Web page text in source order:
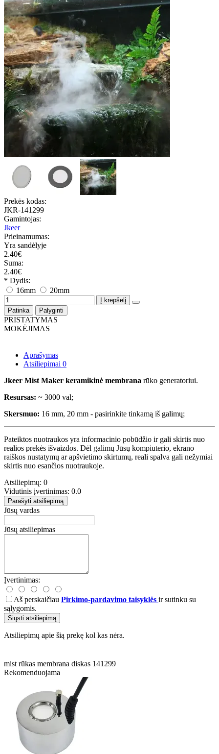
Prekės kodas:
JKR-141299
Gamintojas:
Jkeer
Prieinamumas:
Yra sandėlyje
2.40€
Suma:
2.40€
* Dydis:
16mm
20mm
Į krepšelį
Patinka
Palyginti
PRISTATYMAS
MOKĖJIMAS
Aprašymas
Atsiliepimai 0
Jkeer Mist Maker keramikinė membrana rūko generatoriui.
Resursas: ~ 3000 val;
Skersmuo: 16 mm, 20 mm - pasirinkite tinkamą iš galimų;
Pateiktos nuotraukos yra informacinio pobūdžio ir gali skirtis nuo
realios prekės išvaizdos. Dėl galimų Jūsų kompiuterio, ekrano
raiškos nustatymų ar apšvietimo skirtumų, reali spalva gali nežymiai
skirtis nuo esančios nuotraukoje.
Atsiliepimų: 0
Vidutinis įvertinimas: 0.0
Parašyti atsiliepimą
Jūsų vardas
Jūsų atsiliepimas
Įvertinimas:
Aš perskaičiau Pirkimo-pardavimo taisyklės ir sutinku su
sąlygomis.
Siųsti atsiliepimą
Atsiliepimų apie šią prekę kol kas nėra.
mist rūkas membrana diskas 141299
Rekomenduojama